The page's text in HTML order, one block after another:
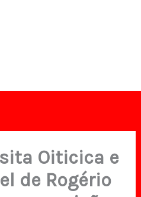
Oiticica e
de Rogério